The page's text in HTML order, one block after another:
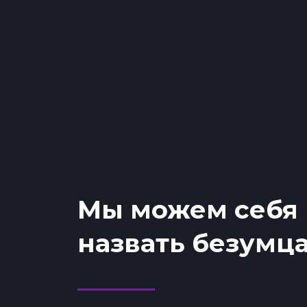
Мы можем себя
назвать